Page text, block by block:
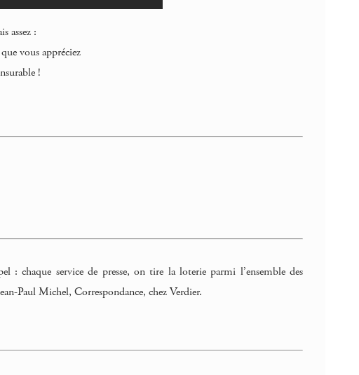
assez :
vous appréciez
!
: chaque service de presse, on tire la loterie parmi l’ensemble des
Paul Michel, Correspondance, chez Verdier.